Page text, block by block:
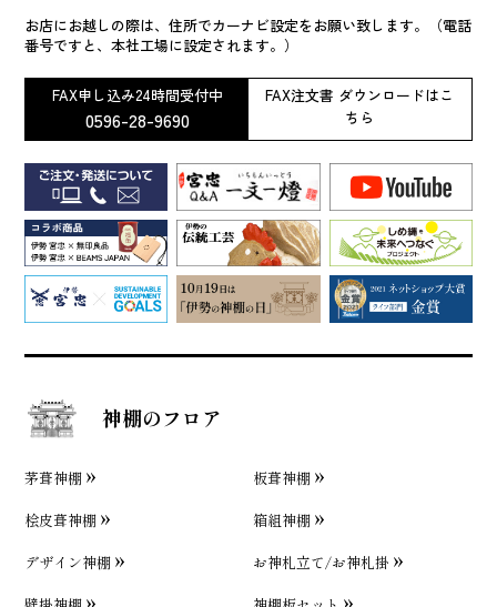
お店にお越しの際は、住所でカーナビ設定をお願い致します。（電話
番号ですと、本社工場に設定されます。）
FAX申し込み24時間受付中
0596-28-9690
FAX注文書 ダウンロードはこ
ちら
神棚のフロア
茅葺神棚
板葺神棚
桧皮葺神棚
箱組神棚
デザイン神棚
お神札立て/お神札掛